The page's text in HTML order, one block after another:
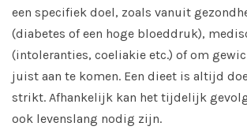
een specifiek doel, zoals vanuit
(diabetes of een hoge bloeddruk),
(intoleranties, coeliakie etc.) of om
juist aan te komen. Een dieet is altijd
strikt. Afhankelijk kan het tijdelijk
ook levenslang nodig zijn.